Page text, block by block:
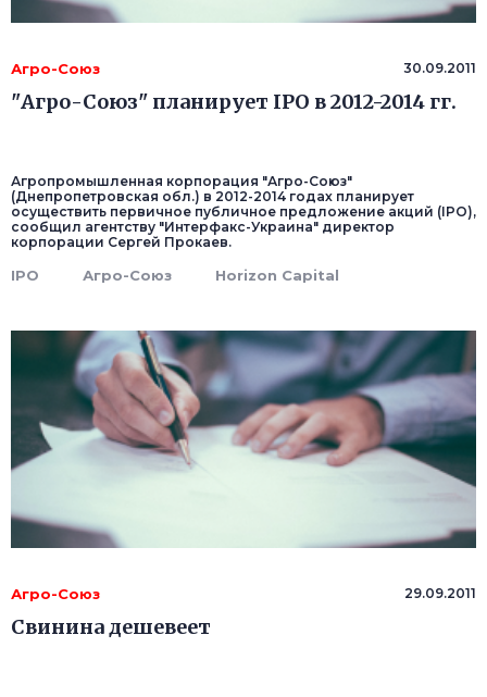
Агро-Союз 30.09.2011
"Агро-Союз" планирует IPO в 2012-2014 гг.
Агропромышленная корпорация "Агро-Союз"
(Днепропетровская обл.) в 2012-2014 годах планирует
осуществить первичное публичное предложение акций (IPO),
сообщил агентству "Интерфакс-Украина" директор
корпорации Сергей Прокаев.
IPO Агро-Союз Horizon Capital
Агро-Союз 29.09.2011
Свинина дешевеет